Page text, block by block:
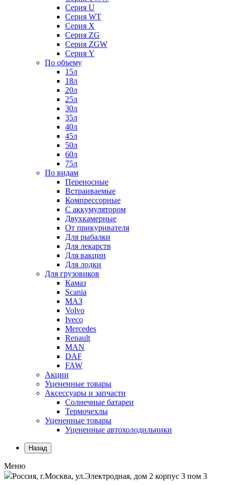
Серия U
Серия WT
Серия X
Серия ZG
Серия ZGW
Серия Y
По объему
15л
18л
20л
25л
30л
35л
40л
45л
50л
60л
75л
По видам
Переносные
Встраиваемые
Компрессорные
С аккумулятором
Двухкамерные
От прикуривателя
Для рыбалки
Для лекарств
Для вакцин
Для лодки
Для грузовиков
Камаз
Scania
МАЗ
Volvo
Iveco
Mercedes
Renault
MAN
DAF
FAW
Акции
Уцененные товары
Аксессуары и запчасти
Солнечные батареи
Термочехлы
Уцененные товары
Уцененные автохолодильники
Назад
Меню
Россия, г.Москва, ул.Электродная, дом 2 корпус 3 пом 3